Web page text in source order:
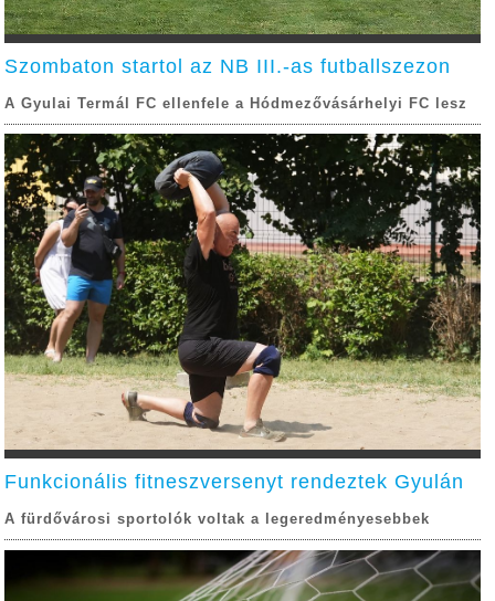
Szombaton startol az NB III.-as futballszezon
A Gyulai Termál FC ellenfele a Hódmezővásárhelyi FC lesz
Funkcionális fitneszversenyt rendeztek Gyulán
A fürdővárosi sportolók voltak a legeredményesebbek